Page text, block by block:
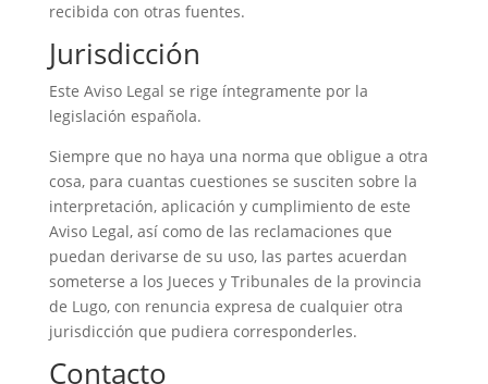
recibida con otras fuentes.
Jurisdicción
Este Aviso Legal se rige íntegramente por la
legislación española.
Siempre que no haya una norma que obligue a otra
cosa, para cuantas cuestiones se susciten sobre la
interpretación, aplicación y cumplimiento de este
Aviso Legal, así como de las reclamaciones que
puedan derivarse de su uso, las partes acuerdan
someterse a los Jueces y Tribunales de la provincia
de Lugo, con renuncia expresa de cualquier otra
jurisdicción que pudiera corresponderles.
Contacto